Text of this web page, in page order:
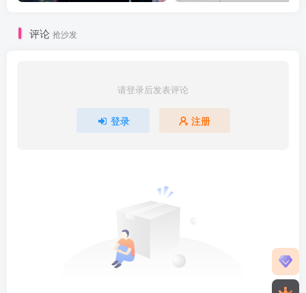
评论 抢沙发
请登录后发表评论
登录 注册